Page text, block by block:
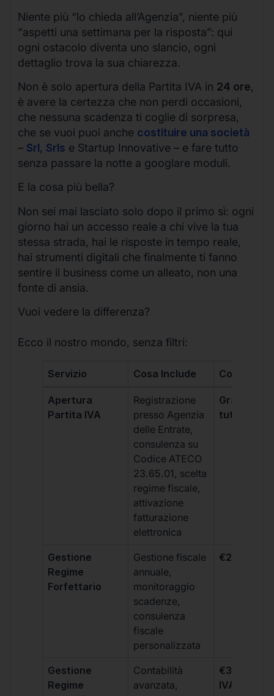
Niente più “lo chieda all’Agenzia”, niente più
“aspetti una settimana per la risposta”: qui
ogni ostacolo diventa uno slancio, ogni
dettaglio trova la sua chiarezza.
Non è solo apertura della Partita IVA in 24 ore,
è avere la certezza che non perdi occasioni,
che nessuna scadenza ti coglie di sorpresa,
che se vuoi puoi anche costituire una società
– Srl, Srls e Startup Innovative – e fare tutto
senza passare la notte a googlare moduli.
E la cosa più bella?
Non sei mai lasciato solo dopo il primo sì: ogni
giorno hai un accesso reale a chi vive la tua
stessa strada, hai le risposte in tempo reale,
hai strumenti digitali che finalmente ti fanno
sentire il business come un alleato, non una
fonte di ansia.
Vuoi vedere la differenza?
Ecco il nostro mondo, senza filtri:
Servizio Cosa Include Costo
Apertura
Partita IVA
Registrazione
presso Agenzia
delle Entrate,
consulenza su
Codice ATECO
23.65.01, scelta
regime fiscale,
attivazione
fatturazione
elettronica
Gratis,
tutti i piani
Gestione
Regime
Forfettario
Gestione fiscale
annuale,
monitoraggio
scadenze,
consulenza
fiscale
personalizzata
€264 +
Gestione
Regime
Contabilità
avanzata,
€333 +
IVA/